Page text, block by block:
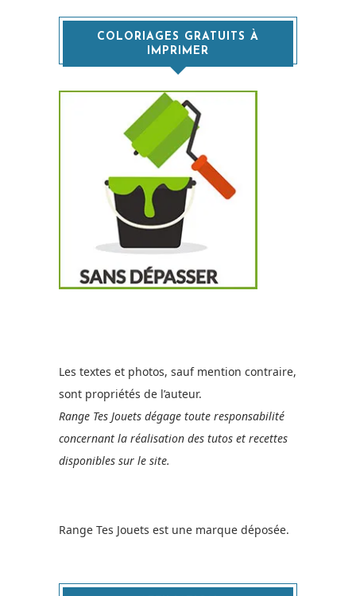
COLORIAGES GRATUITS À
IMPRIMER
Les textes et photos, sauf mention contraire,
sont propriétés de l’auteur.
Range Tes Jouets dégage toute responsabilité
concernant la réalisation des tutos et recettes
disponibles sur le site.
Range Tes Jouets est une marque déposée.